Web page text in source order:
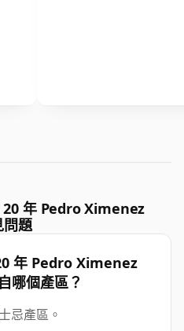
年 Pedro Ximenez
題
年 Pedro Ximenez
哪個產區？
忌產區。